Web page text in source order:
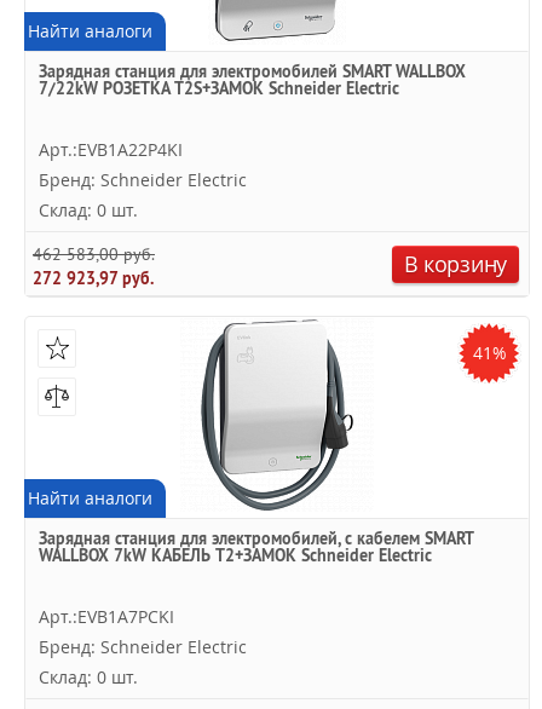
Найти аналоги
Зарядная станция для электромобилей SMART WALLBOX
7/22kW РОЗЕТКА T2S+ЗАМОК Schneider Electric
Арт.:EVB1A22P4KI
Бренд: Schneider Electric
Склад: 0 шт.
462 583,00 руб.
272 923,97 руб.
В корзину
41%
Найти аналоги
Зарядная станция для электромобилей, с кабелем SMART
WALLBOX 7kW КАБЕЛЬ T2+ЗАМОК Schneider Electric
Арт.:EVB1A7PCKI
Бренд: Schneider Electric
Склад: 0 шт.